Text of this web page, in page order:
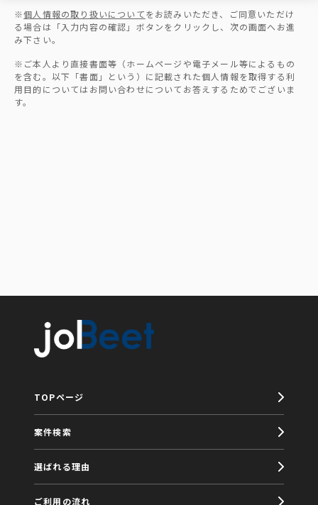
※個人情報の取り扱いについてをお読みいただき、ご同意いただけ
る場合は「入力内容の確認」ボタンをクリックし、次の画面へお進
み下さい。
※ご本人より直接書面等（ホームページや電子メール等によるもの
を含む。以下「書面」という）に記載された個人情報を取得する利
用目的についてはお問い合わせについてお答えするためでございま
す。
TOPページ
案件検索
選ばれる理由
ご利用の流れ